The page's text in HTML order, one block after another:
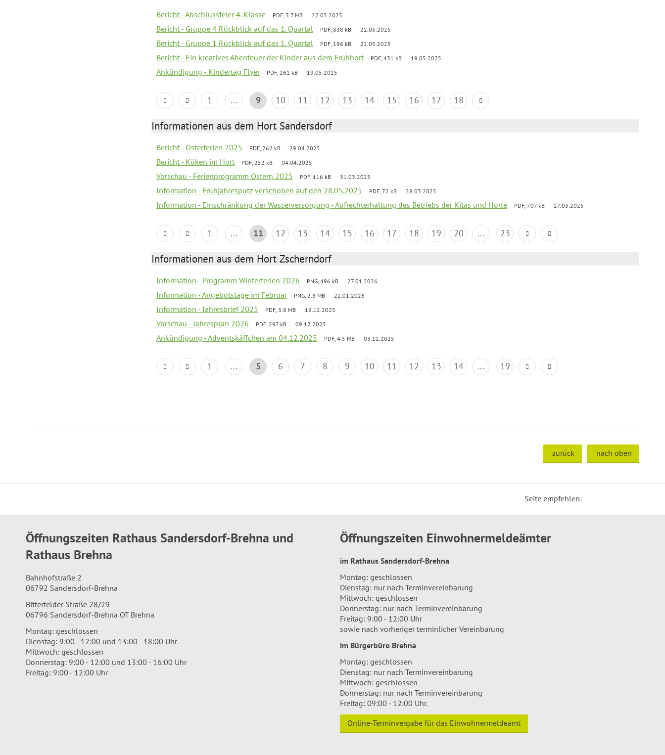
Bericht - Abschlussfeier 4. Klasse PDF, 3.7 MB 22.05.2025
Bericht - Gruppe 4 Rückblick auf das 1. Quartal PDF, 838 kB 22.05.2025
Bericht - Gruppe 1 Rückblick auf das 1. Quartal PDF, 196 kB 22.05.2025
Bericht - Ein kreatives Abenteuer der Kinder aus dem Frühhort PDF, 431 kB 19.05.2025
Ankündigung - Kindertag Flyer PDF, 261 kB 19.05.2025
1 ... 9 10 11 12 13 14 15 16 17 18
Informationen aus dem Hort Sandersdorf
Bericht - Osterferien 2025 PDF, 262 kB 29.04.2025
Bericht - Küken im Hort PDF, 252 kB 04.04.2025
Vorschau - Ferienprogramm Ostern 2025 PDF, 116 kB 31.03.2025
Information - Frühjahresputz verschoben auf den 28.05.2025 PDF, 72 kB 28.03.2025
Information - Einschränkung der Wasserversorgung - Aufrechterhaltung des Betriebs der Kitas und Horte PDF, 707 kB 27.03.2025
1 ... 11 12 13 14 15 16 17 18 19 20 ... 23
Informationen aus dem Hort Zscherndorf
Information - Programm Winterferien 2026 PNG, 496 kB 27.01.2026
Information - Angebotstage im Februar PNG, 2.8 MB 21.01.2026
Information - Jahresbrief 2025 PDF, 3.8 MB 19.12.2025
Vorschau - Jahresplan 2026 PDF, 297 kB 09.12.2025
Ankündigung - Adventskäffchen am 04.12.2025 PDF, 4.5 MB 03.12.2025
1 ... 5 6 7 8 9 10 11 12 13 14 ... 19
zurück nach oben
Seite empfehlen:
Öffnungszeiten Rathaus Sandersdorf-Brehna und
Rathaus Brehna
Bahnhofstraße 2
06792 Sandersdorf-Brehna
Bitterfelder Straße 28/29
06796 Sandersdorf-Brehna OT Brehna
Montag: geschlossen
Dienstag: 9:00 - 12:00 und 13:00 - 18:00 Uhr
Mittwoch: geschlossen
Donnerstag: 9:00 - 12:00 und 13:00 - 16:00 Uhr
Freitag: 9:00 - 12:00 Uhr
Öffnungszeiten Einwohnermeldeämter
im Rathaus Sandersdorf-Brehna
Montag: geschlossen
Dienstag: nur nach Terminvereinbarung
Mittwoch: geschlossen
Donnerstag: nur nach Terminvereinbarung
Freitag: 9:00 - 12:00 Uhr
sowie nach vorheriger terminlicher Vereinbarung
im Bürgerbüro Brehna
Montag: geschlossen
Dienstag: nur nach Terminvereinbarung
Mittwoch: geschlossen
Donnerstag: nur nach Terminvereinbarung
Freitag: 09:00 - 12:00 Uhr.
Online-Terminvergabe für das Einwohnermeldeamt